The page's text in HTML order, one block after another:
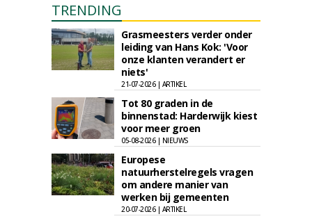
TRENDING
Grasmeesters verder onder
leiding van Hans Kok: 'Voor
onze klanten verandert er
niets'
21-07-2026 | ARTIKEL
Tot 80 graden in de
binnenstad: Harderwijk kiest
voor meer groen
05-08-2026 | NIEUWS
Europese
natuurherstelregels vragen
om andere manier van
werken bij gemeenten
20-07-2026 | ARTIKEL